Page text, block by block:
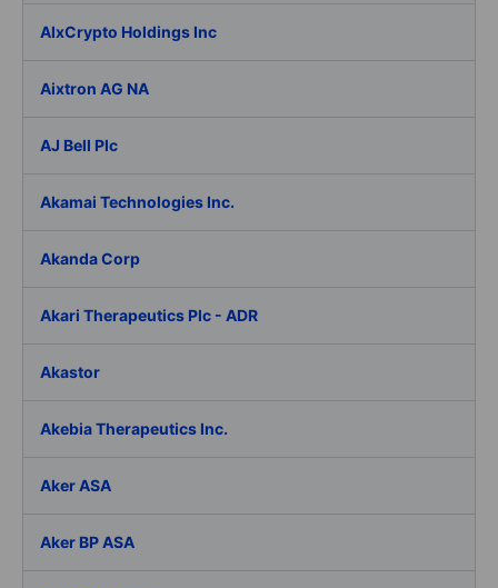
AIxCrypto Holdings Inc
Aixtron AG NA
AJ Bell Plc
Akamai Technologies Inc.
Akanda Corp
Akari Therapeutics Plc - ADR
Akastor
Akebia Therapeutics Inc.
Aker ASA
Aker BP ASA